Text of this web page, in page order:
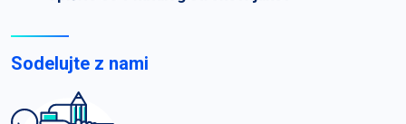
Sodelujte z nami